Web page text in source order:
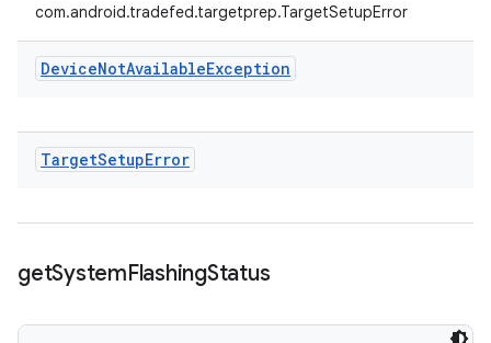
com.android.tradefed.targetprep.TargetSetupError
DeviceNotAvailableException
TargetSetupError
getSystemFlashingStatus